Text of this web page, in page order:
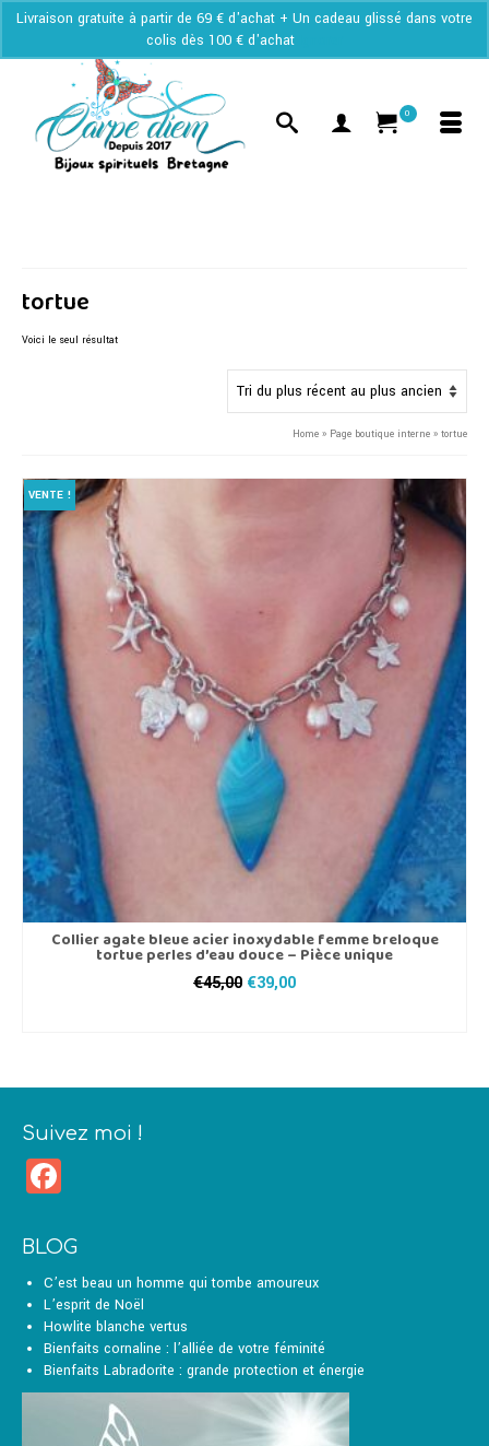
Livraison gratuite à partir de 69 € d'achat + Un cadeau glissé dans votre
colis dès 100 € d'achat
0
tortue
Voici le seul résultat
Home » Page boutique interne » tortue
VENTE !
Collier agate bleue acier inoxydable femme breloque
tortue perles d’eau douce – Pièce unique
€45,00 Le
€39,00Le
Suivez moi !
BLOG
C’est beau un homme qui tombe amoureux
L’esprit de Noël
Howlite blanche vertus
Bienfaits cornaline : l’alliée de votre féminité
Bienfaits Labradorite : grande protection et énergie